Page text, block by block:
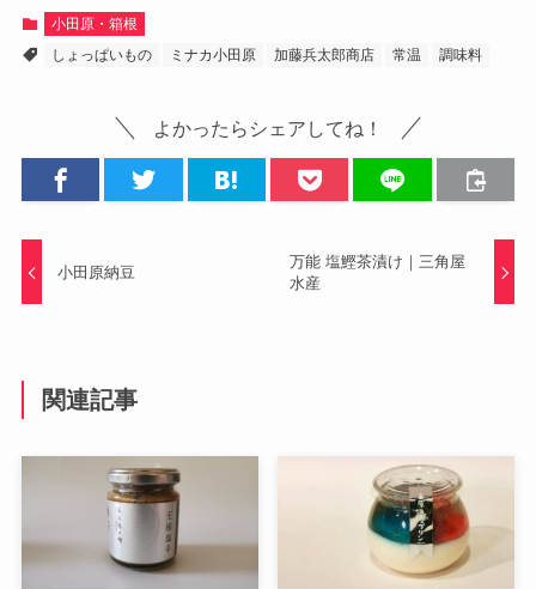
小田原・箱根
しょっぱいもの
ミナカ小田原 加藤兵太郎商店 常温 調味料
よかったらシェアしてね！
小田原納豆
万能 塩鰹茶漬け｜三角屋
水産
関連記事